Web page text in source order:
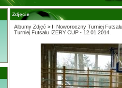
Zdjęcie
Albumy Zdjęć > II Noworoczny Turniej
Turniej Futsalu IZERY CUP - 12.01.2014.